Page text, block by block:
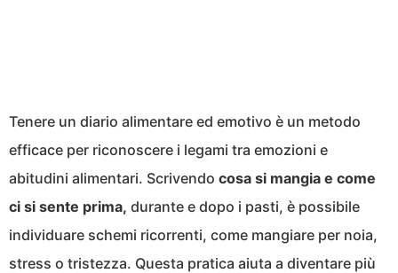
Tenere un diario alimentare ed emotivo è un metodo
efficace per riconoscere i legami tra emozioni e
abitudini alimentari. Scrivendo cosa si mangia e come
ci si sente prima, durante e dopo i pasti, è possibile
individuare schemi ricorrenti, come mangiare per noia,
stress o tristezza. Questa pratica aiuta a diventare più